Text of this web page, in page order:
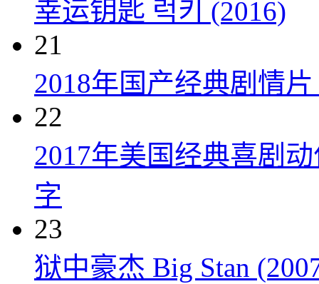
幸运钥匙 럭키 (2016)
21
2018年国产经典剧情
22
2017年美国经典喜剧
字
23
狱中豪杰 Big Stan